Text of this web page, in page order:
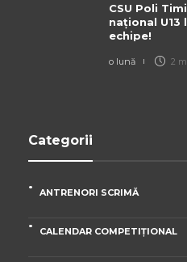
CSU Poli
național U13
echipe!
o lună 2
Categorii
ANTRENORI SCRIMĂ
CALENDAR COMPETIȚIONAL